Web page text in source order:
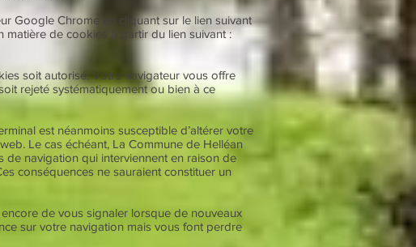
Google Chrome en cliquant sur le lien suivant
matière de cookies à partir du lien suivant :
soit autorisé. Votre navigateur vous offre
rejeté systématiquement ou bien à ce
est néanmoins susceptible d’altérer votre
Le cas échéant, La Commune de Helléan
navigation qui interviennent en raison de
conséquences ne sauraient constituer un
de vous signaler lorsque de nouveaux
sur votre navigation mais vous font perdre